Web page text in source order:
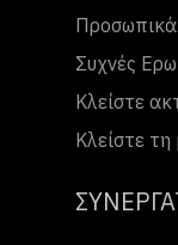
Συχνές
Κλείστε
Κλείστε